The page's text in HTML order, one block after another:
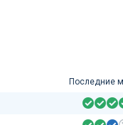
Последние